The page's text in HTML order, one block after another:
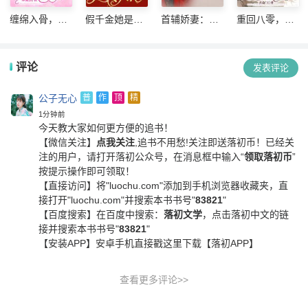
缠绵入骨，首
假千金她是真
首辅娇妻：我
重回八零，相
评论 发表评论
公子无心 普 作 顶 精
1分钟前
今天教大家如何更方便的追书！
【微信关注】 点我关注,追书不用愁!关注即送落初币！ 已经关
注的用户，请打开落初公众号，在消息框中输入“领取落初币”
按提示操作即可领取！
【直接访问】 将"luochu.com"添加到手机浏览器收藏夹，直
接打开"luochu.com"并搜索本书书号"83821"
【百度搜索】 在百度中搜索： 落初文学，点击落初中文的链
接并搜索本书书号"83821"
【安装APP】 安卓手机直接戳这里下载【落初APP】
查看更多评论>>